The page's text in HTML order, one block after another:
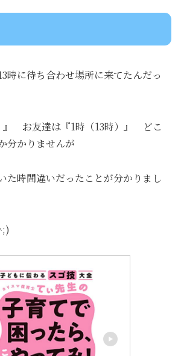
時に待ち合わせ場所に来てたんだっ
』 お友達は『1時（13時）』 どこ
分かりませんが
た時間違いだったことが分かりまし